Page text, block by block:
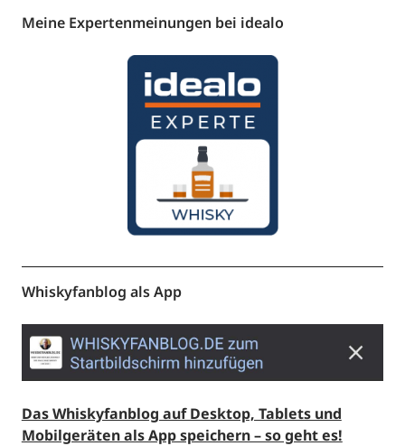
Meine Expertenmeinungen bei idealo
Whiskyfanblog als App
Das Whiskyfanblog auf Desktop, Tablets und
Mobilgeräten als App speichern – so geht es!